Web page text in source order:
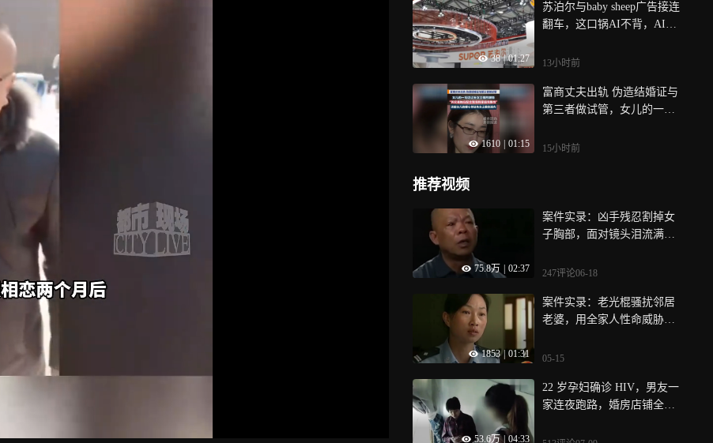
38 | 01:27
苏泊尔与baby sheep广告接连
翻车，这口锅AI不背，AI可
牌的责任心，算法可以提升
判断
13小时前
1610 01:15
富商丈夫出轨 伪造结婚证与
第三者做试管，女儿的一句
她在配合我保持家庭完整性”
15小时前
推荐视频
75.8万 02:37
案件实录：凶手残忍割掉女
子胸部，面对镜头泪流满
247评论06-18
1853 01:31
案件实录：老光棍骚扰邻居
老婆，用全家人性命威胁，
05-15
53.6万 | 04:33
22 岁孕妇确诊 HIV，男友一
家连夜跑路，婚房店铺全不